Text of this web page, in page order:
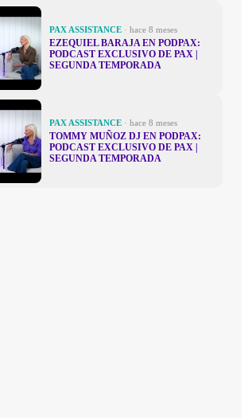
PAX ASSISTANCE · hace 8 meses
EZEQUIEL BARAJA EN PODPAX:
PODCAST EXCLUSIVO DE PAX |
SEGUNDA TEMPORADA
PAX ASSISTANCE · hace 8 meses
TOMMY MUÑOZ DJ EN PODPAX:
PODCAST EXCLUSIVO DE PAX |
SEGUNDA TEMPORADA